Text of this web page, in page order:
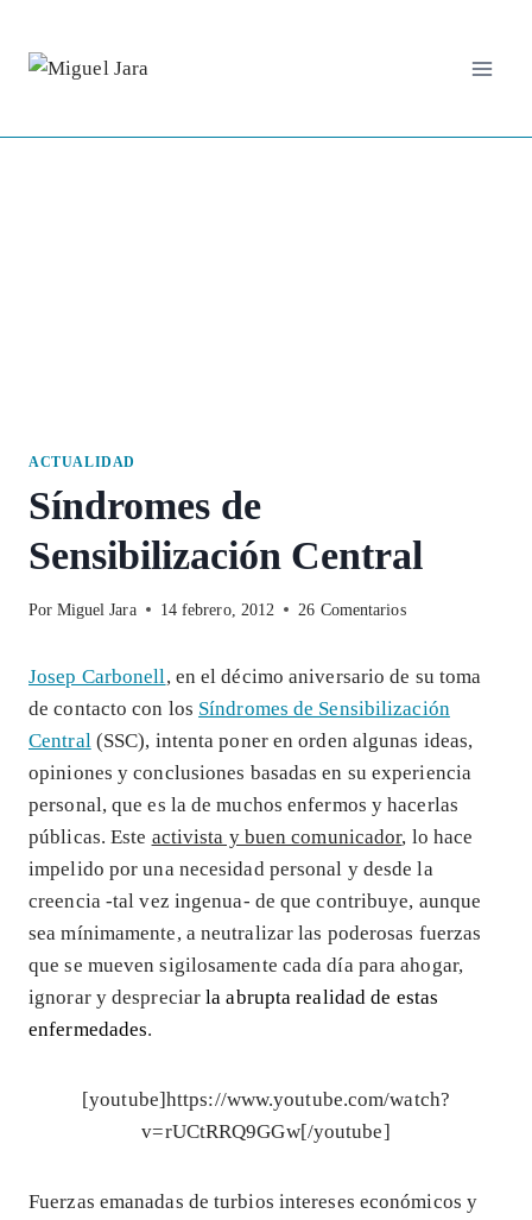
contenido
ACTUALIDAD
Síndromes de
Sensibilización Central
Por Miguel Jara 14 febrero, 2012 26 Comentarios
Josep Carbonell , en el décimo aniversario de su toma
de contacto con los Síndromes de Sensibilización
Central (SSC), intenta poner en orden algunas ideas,
opiniones y conclusiones basadas en su experiencia
personal, que es la de muchos enfermos y hacerlas
públicas. Este activista y buen comunicador, lo hace
impelido por una necesidad personal y desde la
creencia -tal vez ingenua- de que contribuye, aunque
sea mínimamente, a neutralizar las poderosas fuerzas
que se mueven sigilosamente cada día para ahogar,
ignorar y despreciarla abrupta realidad de estas
enfermedades.
[youtube]https://www.youtube.com/watch?
v=rUCtRRQ9GGw[/youtube]
Fuerzas emanadas de turbios intereses económicos y